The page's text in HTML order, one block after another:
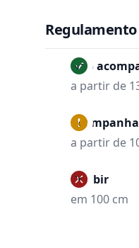
Não
a partir de
a partir de
Proibir
em 100 cm